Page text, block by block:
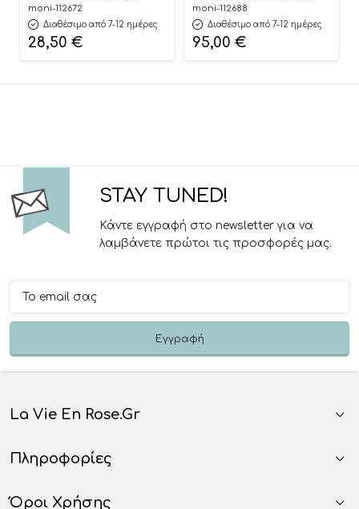
Nubbi Green Hygiene
Basket 3800146273279 –
Cangaroo
moni-112672
Διαθέσιμο από 7-12 ημέρες
28,50 €
Dark Grey 40-150cm
3801005153725
moni-112688
Διαθέσιμο από 7-12 ημέρες
95,00 €
STAY TUNED!
Κάντε εγγραφή στο newsletter για να
λαμβάνετε πρώτοι τις προσφορές μας.
La Vie En Rose.gr
Πληροφορίες
Όροι Χρήσης